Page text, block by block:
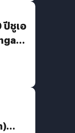
ปีชูเอ